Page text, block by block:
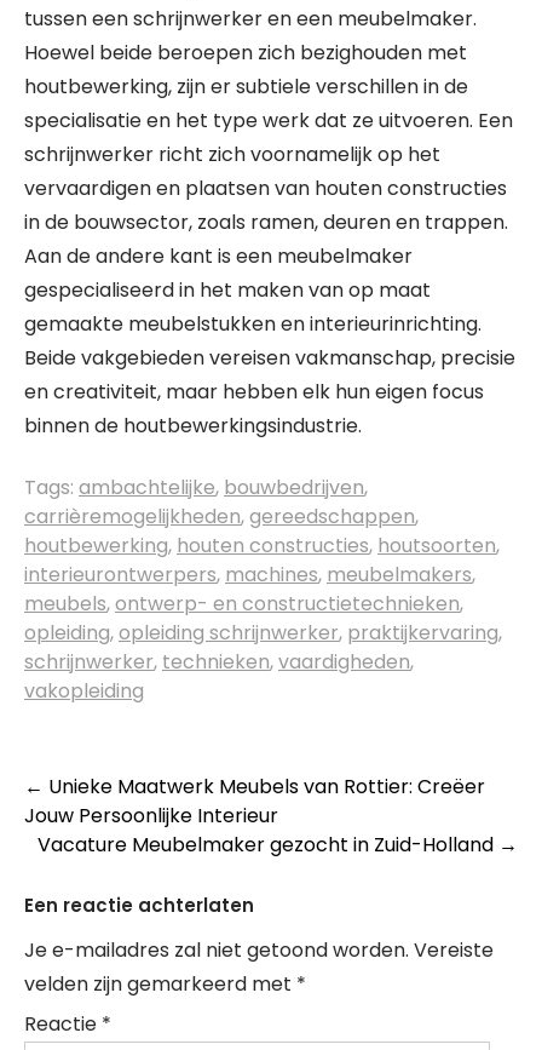
tussen een schrijnwerker en een meubelmaker.
Hoewel beide beroepen zich bezighouden met
houtbewerking, zijn er subtiele verschillen in de
specialisatie en het type werk dat ze uitvoeren. Een
schrijnwerker richt zich voornamelijk op het
vervaardigen en plaatsen van houten constructies
in de bouwsector, zoals ramen, deuren en trappen.
Aan de andere kant is een meubelmaker
gespecialiseerd in het maken van op maat
gemaakte meubelstukken en interieurinrichting.
Beide vakgebieden vereisen vakmanschap, precisie
en creativiteit, maar hebben elk hun eigen focus
binnen de houtbewerkingsindustrie.
Tags: ambachtelijke, bouwbedrijven,
carrièremogelijkheden,gereedschappen,
houtbewerking, houten constructies, houtsoorten,
interieurontwerpers, machines, meubelmakers,
meubels,ontwerp- en constructietechnieken,
opleiding,opleiding schrijnwerker, praktijkervaring,
schrijnwerker, technieken,vaardigheden,
vakopleiding
Berichtnavigatie
← Unieke Maatwerk Meubels van Rottier: Creëer
Jouw Persoonlijke Interieur
Vacature Meubelmaker gezocht in Zuid-Holland →
Een reactie achterlaten
Je e-mailadres zal niet getoond worden. Vereiste
velden zijn gemarkeerd met *
Reactie *